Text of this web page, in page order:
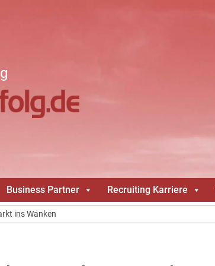
Business Partner Recruiting Karriere
ins Wanken